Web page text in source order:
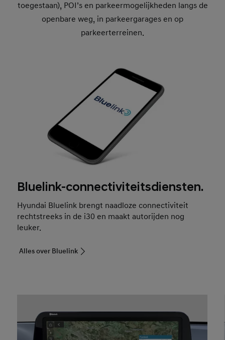
toegestaan), POI’s en parkeermogelijkheden langs de
openbare weg, in parkeergarages en op
parkeerterreinen.
Bluelink-connectiviteitsdiensten.
Hyundai Bluelink brengt naadloze connectiviteit
rechtstreeks in de i30 en maakt autorijden nog
leuker.
Alles over Bluelink